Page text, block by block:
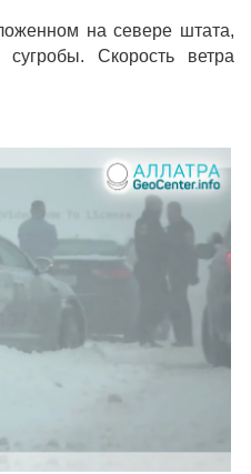
на севере штата,
Скорость ветра